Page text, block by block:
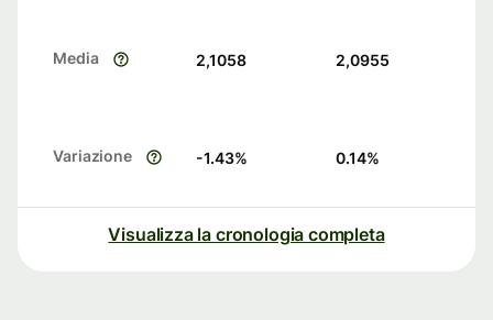
Media 2,1058 2,0955
Variazione -1.43% 0.14%
Visualizza la cronologia completa